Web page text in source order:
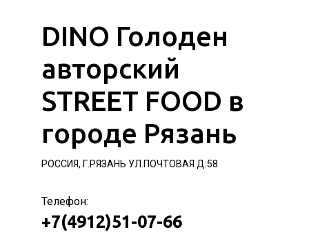
DINO Голоден
авторский
STREET FOOD в
городе Рязань
РОССИЯ, Г.РЯЗАНЬ УЛ.ПОЧТОВАЯ Д.58
Телефон:
+7(4912)51-07-66